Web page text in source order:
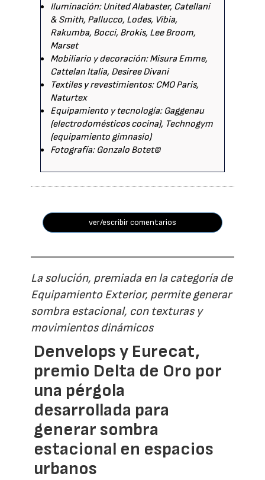
Iluminación: United Alabaster, Catellani
& Smith, Pallucco, Lodes, Vibia,
Rakumba, Bocci, Brokis, Lee Broom,
Marset
Mobiliario y decoración: Misura Emme,
Cattelan Italia, Desiree Divani
Textiles y revestimientos: CMO Paris,
Naturtex
Equipamiento y tecnología: Gaggenau
(electrodomésticos cocina), Technogym
(equipamiento gimnasio)
Fotografía: Gonzalo Botet©
ver/escribir comentarios
La solución, premiada en la categoría de
Equipamiento Exterior, permite generar
sombra estacional, con texturas y
movimientos dinámicos
Denvelops y Eurecat,
premio Delta de Oro por
una pérgola
desarrollada para
generar sombra
estacional en espacios
urbanos